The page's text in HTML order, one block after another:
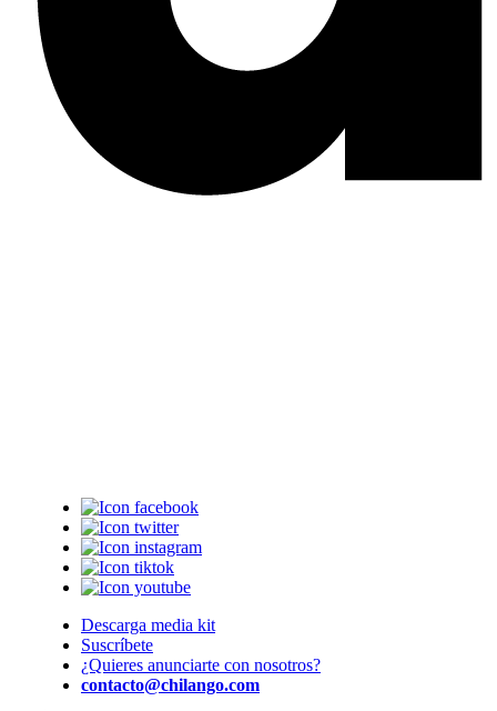
Descarga media kit
Suscríbete
¿Quieres anunciarte con nosotros?
contacto@chilango.com